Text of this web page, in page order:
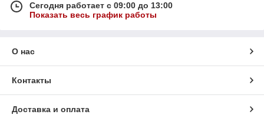
Сегодня работает с 09:00 до 13:00
Показать весь график работы
О нас
Контакты
Доставка и оплата